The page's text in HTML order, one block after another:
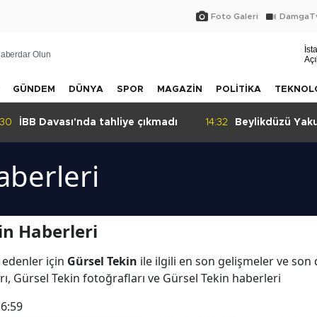
Foto Galeri
Olun
GÜNDEM DÜNYA SPOR MAGAZİN POLİTİKA
İBB Davası'nda tahliye çıkmadı 14:32
Beylikdüzü
Haberleri
için Gürsel Tekin ile ilgili en son gelişmeler ve
Gürsel Tekin fotoğrafları ve Gürsel Tekin haberleri